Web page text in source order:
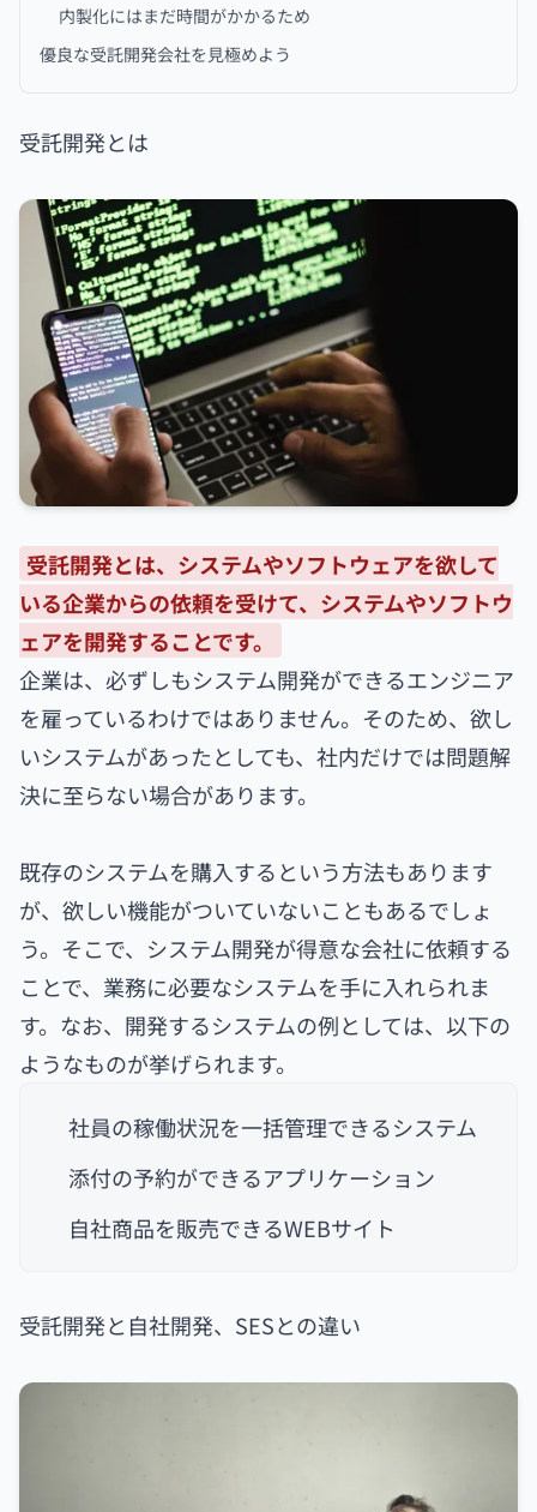
内製化にはまだ時間がかかるため
優良な受託開発会社を見極めよう
受託開発とは
受託開発とは、システムやソフトウェアを欲して
いる企業からの依頼を受けて、システムやソフトウ
ェアを開発することです。
企業は、必ずしもシステム開発ができるエンジニア
を雇っているわけではありません。そのため、欲し
いシステムがあったとしても、社内だけでは問題解
決に至らない場合があります。
既存のシステムを購入するという方法もあります
が、欲しい機能がついていないこともあるでしょ
う。そこで、システム開発が得意な会社に依頼する
ことで、業務に必要なシステムを手に入れられま
す。なお、開発するシステムの例としては、以下の
ようなものが挙げられます。
社員の稼働状況を一括管理できるシステム
添付の予約ができるアプリケーション
自社商品を販売できるWEBサイト
受託開発と自社開発、SESとの違い